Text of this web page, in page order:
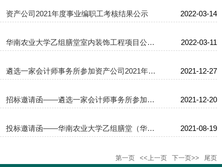
资产公司2021年度事业编职工考核结果公示 2022-03-14
华南农业大学乙组膳堂室内装饰工程项目公开招标公告 2022-03-11
遴选一家会计师事务所参加资产公司2021年度集团财务审计及汇算清... 2021-12-27
招标邀请函——遴选一家会计师事务所参加资产公司2021年度集团财务... 2021-12-20
投标邀请函——华南农业大学乙组膳堂（华南农业大学香园）保护修缮... 2021-08-19
第一页 <<上一页 下一页>> 尾页